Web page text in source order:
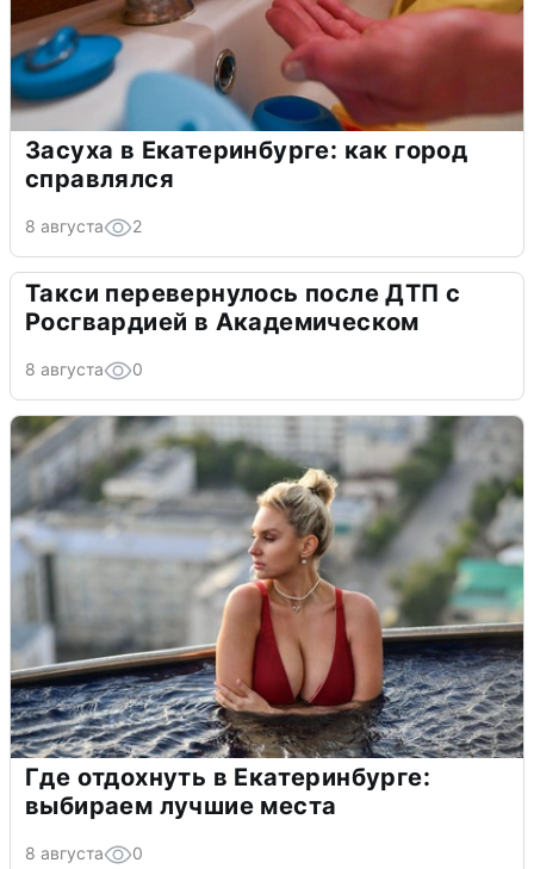
Засуха в Екатеринбурге: как город
справлялся
8 августа 2
Такси перевернулось после ДТП с
Росгвардией в Академическом
8 августа 0
Где отдохнуть в Екатеринбурге:
выбираем лучшие места
8 августа 0